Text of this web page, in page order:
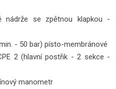
nádrže se zpětnou klapkou -
- 50 bar) písto-membránové
2 (hlavní postřik - 2 sekce -
manometr